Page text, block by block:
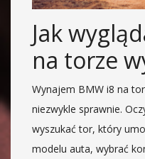
Jak
na torze
Wynajem BMW i8 na
niezwykle sprawnie.
wyszukać tor, który
modelu auta, wybrać